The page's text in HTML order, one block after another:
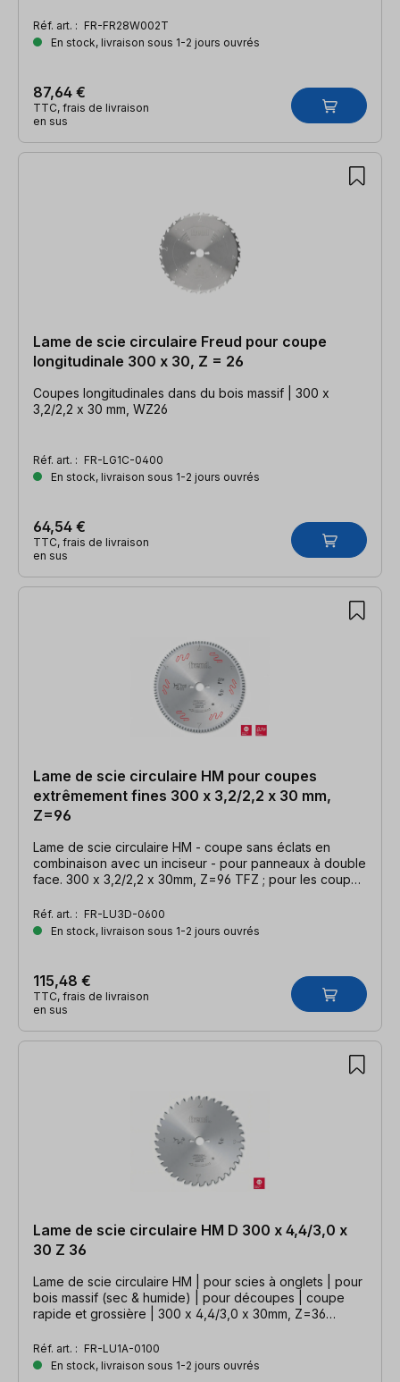
Réf. art. : FR-FR28W002T
En stock, livraison sous 1-2 jours ouvrés
87,64 €
TTC, frais de livraison
en sus
Lame de scie circulaire Freud pour coupe
longitudinale 300 x 30, Z = 26
Coupes longitudinales dans du bois massif | 300 x
3,2/2,2 x 30 mm, WZ26
Réf. art. : FR-LG1C-0400
En stock, livraison sous 1-2 jours ouvrés
64,54 €
TTC, frais de livraison
en sus
Lame de scie circulaire HM pour coupes
extrêmement fines 300 x 3,2/2,2 x 30 mm,
Z=96
Lame de scie circulaire HM - coupe sans éclats en
combinaison avec un inciseur - pour panneaux à double
face. 300 x 3,2/2,2 x 30mm, Z=96 TFZ ; pour les coupes
Réf. art. : FR-LU3D-0600
En stock, livraison sous 1-2 jours ouvrés
115,48 €
TTC, frais de livraison
en sus
Lame de scie circulaire HM D 300 x 4,4/3,0 x
30 Z 36
Lame de scie circulaire HM | pour scies à onglets | pour
bois massif (sec & humide) | pour découpes | coupe
rapide et grossière | 300 x 4,4/3,0 x 30mm, Z=36
Réf. art. : FR-LU1A-0100
En stock, livraison sous 1-2 jours ouvrés